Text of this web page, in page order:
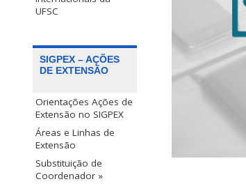
UFSC
SIGPEX – AÇÕES
DE EXTENSÃO
Orientações Ações de
Extensão no SIGPEX
Áreas e Linhas de
Extensão
Substituição de
Coordenador »